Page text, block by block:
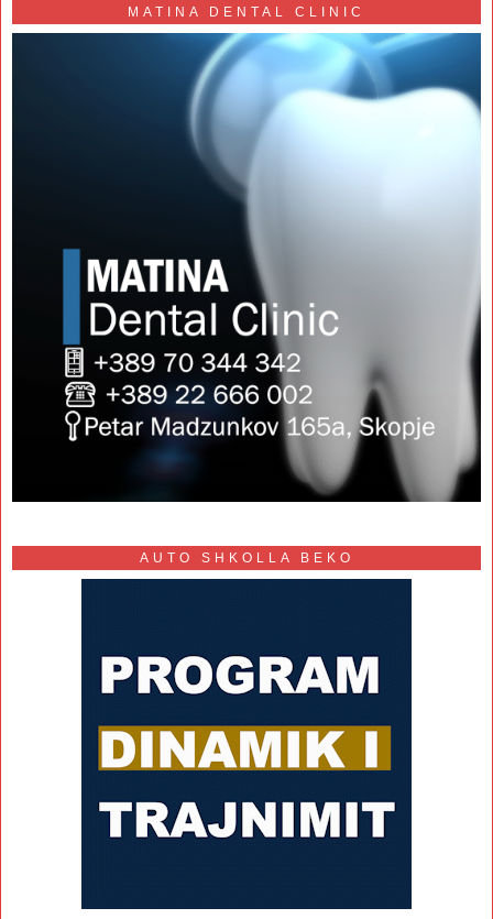
MATINA DENTAL CLINIC
AUTO SHKOLLA BEKO